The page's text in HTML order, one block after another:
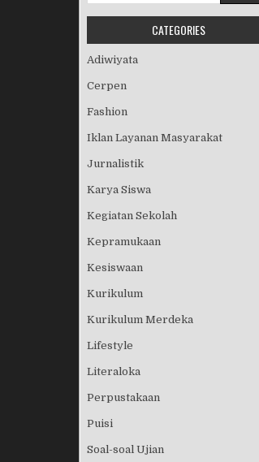
CATEGORIES
Adiwiyata
Cerpen
Fashion
Iklan Layanan Masyarakat
Jurnalistik
Karya Siswa
Kegiatan Sekolah
Kepramukaan
Kesiswaan
Kurikulum
Kurikulum Merdeka
Lifestyle
Literaloka
Perpustakaan
Puisi
Soal-soal Ujian